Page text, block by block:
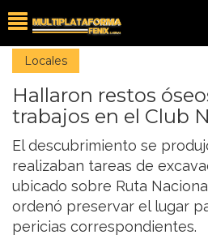
Locales
Hallaron restos
trabajos en el Club
El descubrimiento se
realizaban tareas de
ubicado sobre Ruta
ordenó preservar el lugar
pericias correspondientes.